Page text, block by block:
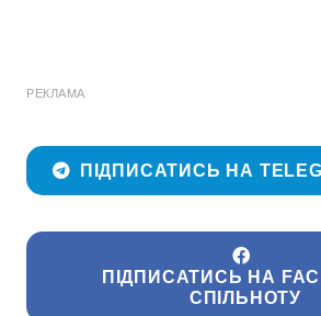
РЕКЛАМА
ПІДПИСАТИСЬ НА
ПІДПИСАТИСЬ НА
СПІЛЬНОТУ